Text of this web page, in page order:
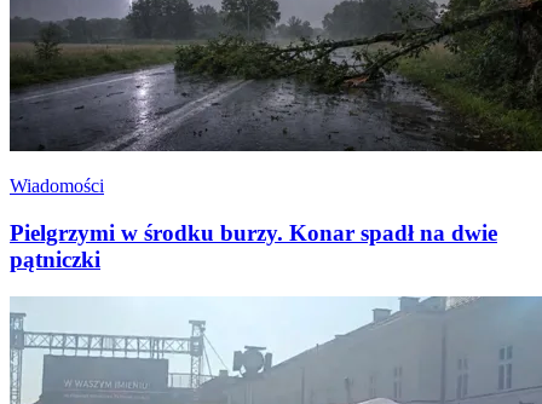
Wiadomości
Pielgrzymi w środku burzy. Konar spadł na dwie
pątniczki